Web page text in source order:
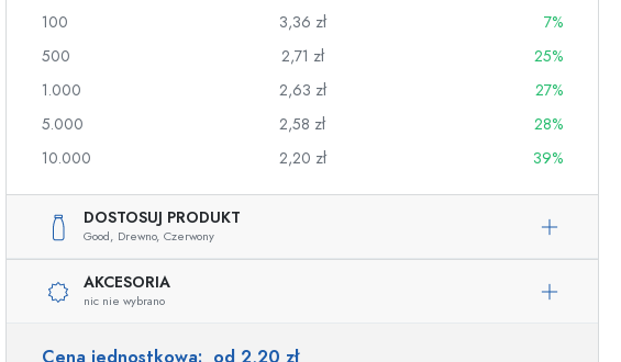
Walentynki
Butelki ozdobne
Butelki cylinder
Gąsiory i balony na wino
100
3,36 zł
7%
500
2,71 zł
25%
1.000
2,63 zł
27%
5.000
2,58 zł
28%
10.000
2,20 zł 39%
DOSTOSUJ PRODUKT
Good, Drewno, Czerwony
AKCESORIA
nic nie wybrano